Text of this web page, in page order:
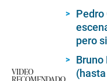
VIDEO
RECOMENDADO
pero